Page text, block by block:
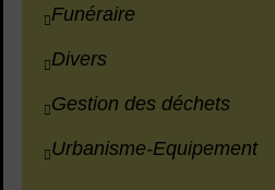
Funéraire
Divers
Gestion des déchets
Urbanisme-Equipement